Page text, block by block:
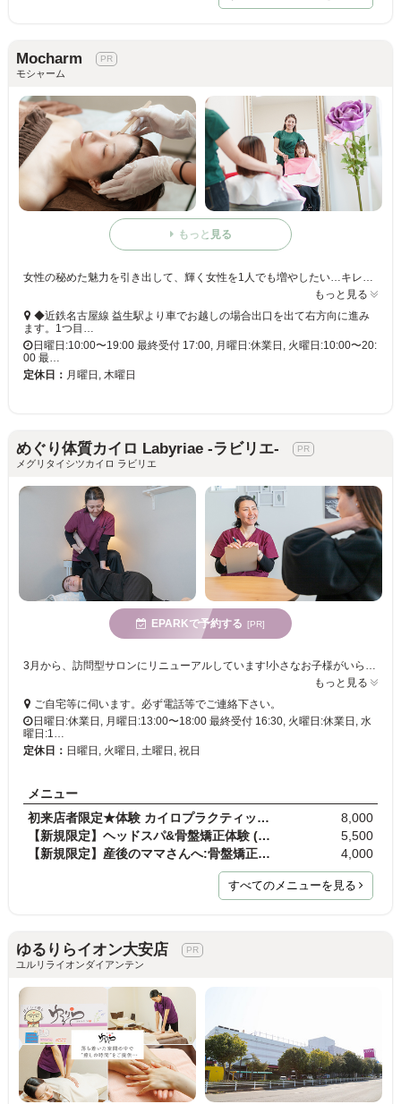
Mocharm
モシャーム
もっと見る
もっと見る
◆近鉄名古屋線 益生駅より車でお越しの場合出口を出て右方向に進み
ます。1つ目…
日曜日:10:00〜19:00 最終受付 17:00, 月曜日:休業日, 火曜日:10:00〜20:
00 最…
定休日： 月曜日, 木曜日
めぐり体質カイロ Labyriae -ラビリエ-
メグリタイシツカイロ ラビリエ
EPARKで予約する [PR]
3月から、訪問型サロンにリニューアルしています!小さなお子様がいらっしゃる、腰、膝がつらくて出かけにくい、心の不調で出かけるのが億劫、そんな方の「変わりたい!」に寄り添うサロンです。
もっと見る
ご自宅等に伺います。必ず電話等でご連絡下さい。
日曜日:休業日, 月曜日:13:00〜18:00 最終受付 16:30, 火曜日:休業日, 水
曜日:1…
定休日： 日曜日, 火曜日, 土曜日, 祝日
メニュー
初来店者限定★体験 カイロプラクティック 40分
8,000
【新規限定】ヘッドスパ&骨盤矯正体験 (別途カウ…
5,500
【新規限定】産後のママさんへ:骨盤矯正体験 (カイロ…
4,000
すべてのメニューを見る
ゆるりらイオン大安店
ユルリライオンダイアンテン